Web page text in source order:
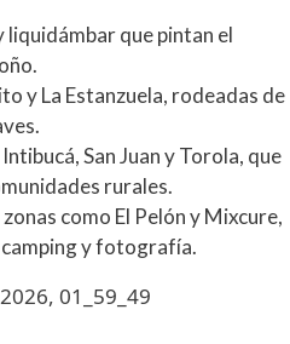
liquidámbar que pintan el
y La Estanzuela, rodeadas de
San Juan y Torola, que
rurales.
como El Pelón y Mixcure,
y fotografía.